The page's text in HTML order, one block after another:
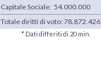
Capitale Sociale: 54.000.000
Totale diritti di voto:78.872.426
* Dati differiti di 20 min.